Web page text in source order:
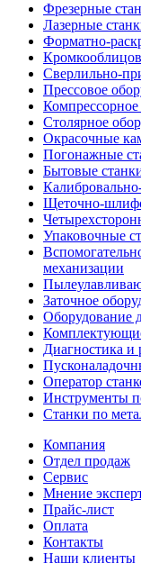
Фрезерные
Лазерные
Форматно-
Сверлильно-
Прессовое
Столярное
Окрасочные
Погонажные
Бытовые
Щеточно-
Упаковочные
механизации
Заточное
Оборудование
Диагностика и
Оператор
Инструменты
Станки по
Компания
Отдел продаж
Сервис
Мнение
Прайс-лист
Оплата
Контакты
Наши клиенты